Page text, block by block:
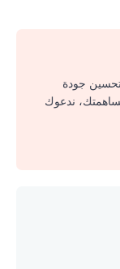
تحسين جودة
مساهمتك، ندعوك